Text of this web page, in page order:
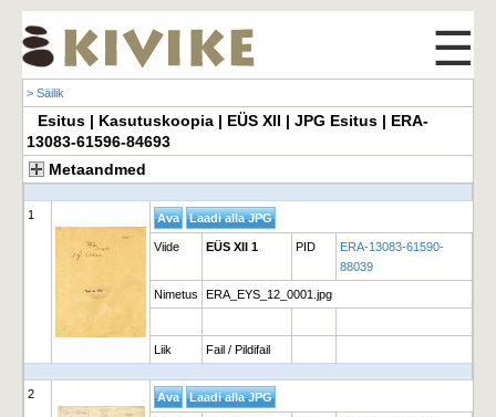
☰
> Säilik
Esitus | Kasutuskoopia | EÜS XII | JPG Esitus | ERA-
13083-61596-84693
Metaandmed
1
Viide EÜS XII 1 PID
ERA-13083-61590-
88039
Nimetus ERA_EYS_12_0001.jpg
Liik Fail / Pildifail
2